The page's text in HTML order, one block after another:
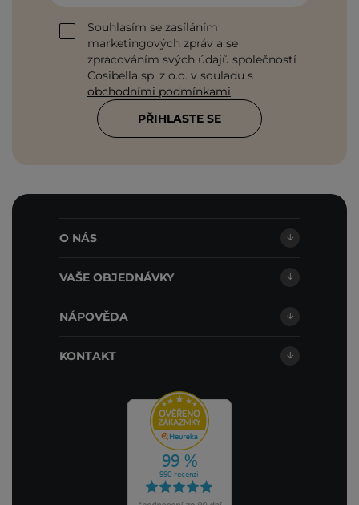
Souhlasím se zasíláním
marketingových zpráv a se
zpracováním svých údajů společností
Cosibella sp. z o.o. v souladu s
obchodními podmínkami.
PŘIHLASTE SE
O NÁS
VAŠE OBJEDNÁVKY
NÁPOVĚDA
KONTAKT